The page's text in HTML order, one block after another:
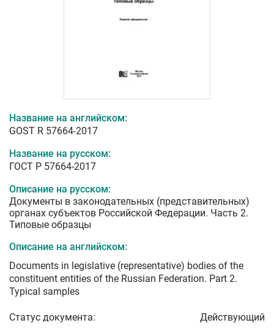
Название на английском:
GOST R 57664-2017
Название на русском:
ГОСТ Р 57664-2017
Описание на русском:
Документы в законодательных (представительных)
органах субъектов Российской Федерации. Часть 2.
Типовые образцы
Описание на английском:
Documents in legislative (representative) bodies of the
constituent entities of the Russian Federation. Part 2.
Typical samples
Статус документа: Действующий